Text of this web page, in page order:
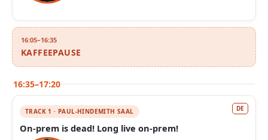
16:05–16:35
KAFFEEPAUSE
16:35–17:20
TRACK 1 · PAUL-HINDEMITH SAAL DE
On-prem is dead! Long live on-prem!